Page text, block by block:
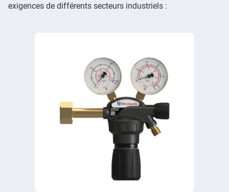
exigences de différents secteurs industriels :